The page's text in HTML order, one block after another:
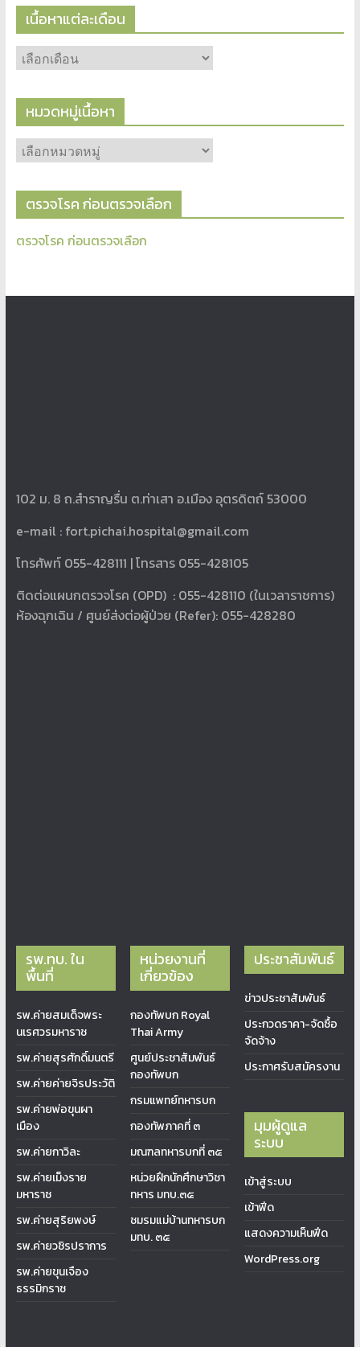
เนื้อหาแต่ละเดือน
หมวดหมู่เนื้อหา
ตรวจโรค ก่อนตรวจเลือก
ตรวจโรค ก่อนตรวจเลือก
102 ม. 8 ถ.สำราญรื่น ต.ท่าเสา อ.เมือง อุตรดิตถ์ 53000
e-mail : fort.pichai.hospital@gmail.com
โทรศัพท์ 055-428111 | โทรสาร 055-428105
ติดต่อแผนกตรวจโรค (OPD) : 055-428110 (ในเวลาราชการ)
ห้องฉุกเฉิน / ศูนย์ส่งต่อผู้ป่วย (Refer): 055-428280
รพ.ทบ. ใน
พื้นที่
รพ.ค่ายสมเด็จพระ
นเรศวรมหาราช
รพ.ค่ายสุรศักดิ์มนตรี
รพ.ค่ายค่ายจิรประวัติ
รพ.ค่ายพ่อขุนผา
เมือง
รพ.ค่ายกาวิละ
รพ.ค่ายเม็งราย
มหาราช
รพ.ค่ายสุริยพงษ์
รพ.ค่ายวชิรปราการ
รพ.ค่ายขุนเจือง
ธรรมิกราช
หน่วยงานที่
เกี่ยวข้อง
กองทัพบก Royal
Thai Army
ศูนย์ประชาสัมพันธ์
กองทัพบก
กรมแพทย์ทหารบก
กองทัพภาคที่ ๓
มณฑลทหารบกที่ ๓๕
หน่วยฝึกนักศึกษาวิชา
ทหาร มทบ.๓๕
ชมรมแม่บ้านทหารบก
มทบ. ๓๕
ประชาสัมพันธ์
ข่าวประชาสัมพันธ์
ประกวดราคา-จัดซื้อ
จัดจ้าง
ประกาศรับสมัครงาน
มุมผู้ดูแล
ระบบ
เข้าสู่ระบบ
เข้าฟีด
แสดงความเห็นฟีด
WordPress.org